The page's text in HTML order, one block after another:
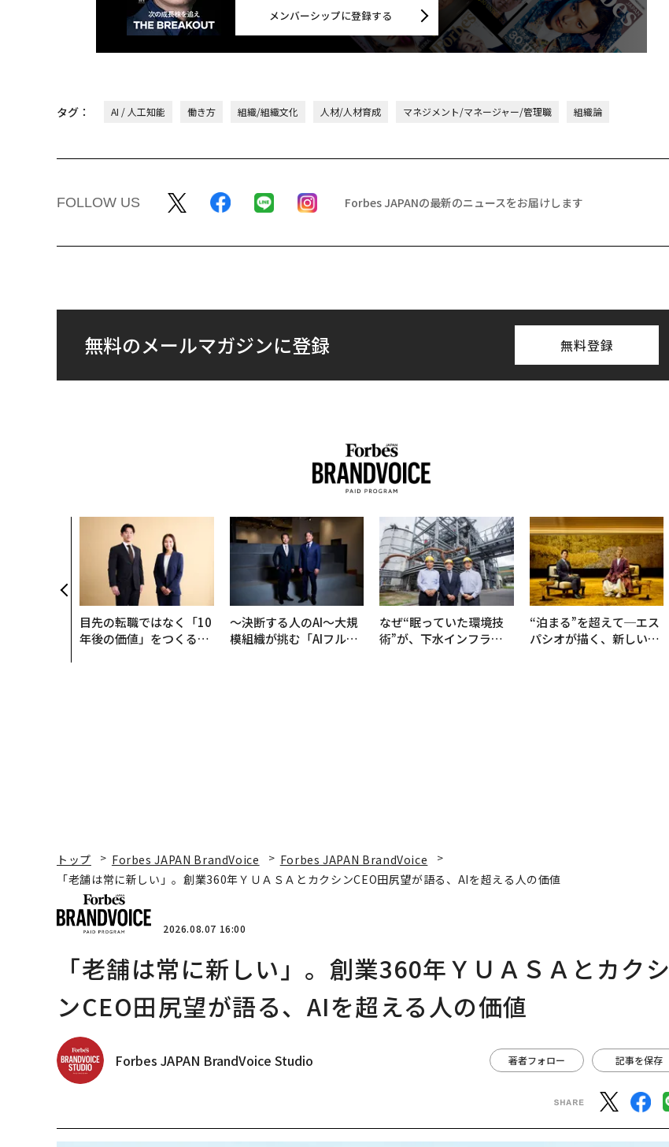
メンバーシップに登録する
タグ： AI / 人工知能 働き方 組織/組織文化 人材/人材育成 マネジメント/マネージャー/管理職 組織論
FOLLOW US Forbes JAPANの最新のニュースをお届けします
無料のメールマガジンに登録 無料登録
目先の転職ではなく「10
年後の価値」をつくる─
〜決断する人のAI〜大規
模組織が挑む「AIフル実
なぜ“眠っていた環境技
術”が、下水インフラを
“泊まる”を超えて─エス
パシオが描く、新しい日
トップ Forbes JAPAN BrandVoice
Forbes JAPAN BrandVoice
「老舗は常に新しい」。創業360年ＹＵＡＳＡとカクシンCEO田尻望が語る、AIを超える人の価値
2026.08.07 16:00
「老舗は常に新しい」。創業360年ＹＵＡＳＡとカクシ
ンCEO田尻望が語る、AIを超える人の価値
Forbes JAPAN BrandVoice Studio 著者フォロー 記事を保存